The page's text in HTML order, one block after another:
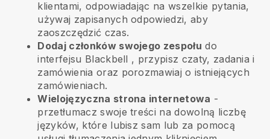
klientami, odpowiadając na wszelkie pytania,
używaj zapisanych odpowiedzi, aby
zaoszczędzić czas.
Dodaj członków swojego zespołu do
interfejsu Blackbell , przypisz czaty, zadania i
zamówienia oraz porozmawiaj o istniejących
zamówieniach.
Wielojęzyczna strona internetowa -
przetłumacz swoje treści na dowolną liczbę
języków, które lubisz sam lub za pomocą